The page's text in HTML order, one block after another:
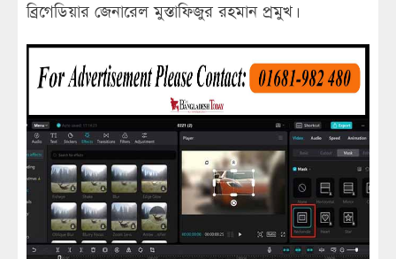
ব্রিগেডিয়ার জেনারেল মুস্তাফিজুর রহমান প্রমুখ।